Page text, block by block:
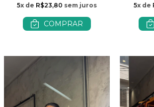
5x de R$23,80 sem juros
COMPRAR
5x de